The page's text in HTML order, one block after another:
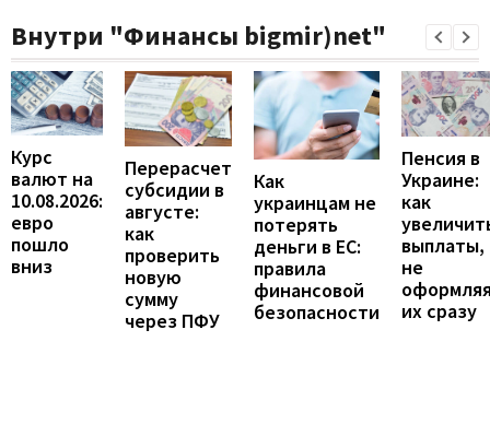
Внутри "Финансы bigmir)net"
Курс
валют на
10.08.2026:
евро
пошло
вниз
Перерасчет
субсидии в
августе:
как
проверить
новую
сумму
через ПФУ
Как
украинцам не
потерять
деньги в ЕС:
правила
финансовой
безопасности
Пенсия в
Украине:
как
выплаты,
не
их сразу